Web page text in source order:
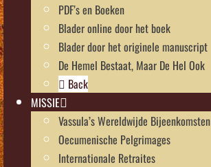
PDF’s en Boeken
Blader online door het boek
Blader door het originele manuscript
De Hemel Bestaat, Maar De Hel Ook
Back
MISSIE
Vassula’s Wereldwijde Bijeenkomsten
Oecumenische Pelgrimages
Internationale Retraites